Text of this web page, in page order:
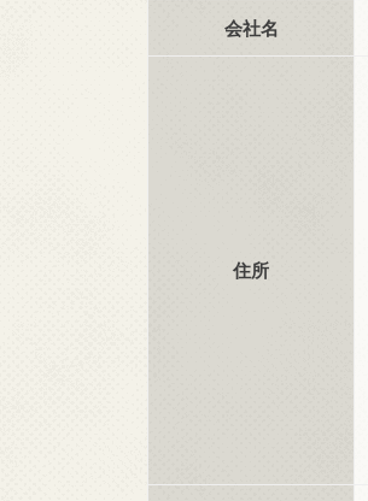
会社名
住所